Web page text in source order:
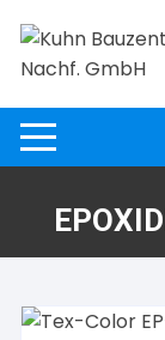
Inhalt
springen